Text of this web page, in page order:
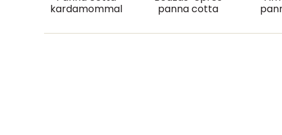
kardamommal
panna cotta